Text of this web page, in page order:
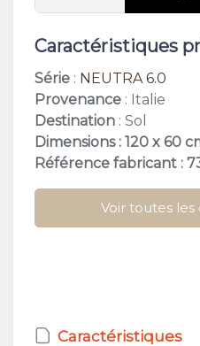
Caractéristiques
Série : NEUTRA 6.0
Provenance : Italie
Destination : Sol
Dimensions : 120 x 60
Référence fabricant :
Voir toutes les
Caractéristiques